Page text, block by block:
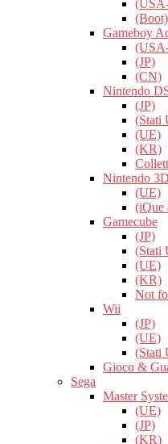
(Boot)
Gameboy
(JP)
(CN)
Nintendo
(JP)
(Stati
(UE)
(KR)
Nintendo
(UE)
Gamecube
(JP)
(Stati
(UE)
(KR)
Not
Wii
(JP)
(UE)
(Stati
Gioco &
Sega
Master
(UE)
(JP)
(KR)